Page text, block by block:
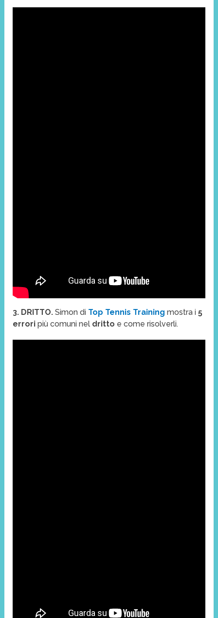
3. DRITTO. Simon di Top Tennis Trainingmostra i5
errori più comuni nel dritto e come risolverli.